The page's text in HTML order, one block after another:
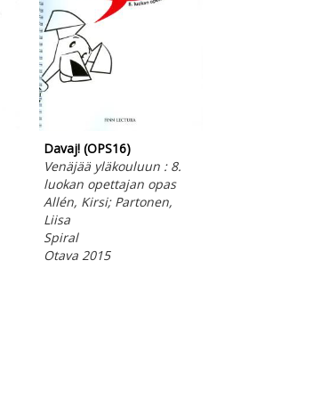
Davaj! (OPS16)
Venäjää yläkouluun : 8.
luokan opettajan opas
Allén, Kirsi; Partonen,
Liisa
Spiral
Otava 2015